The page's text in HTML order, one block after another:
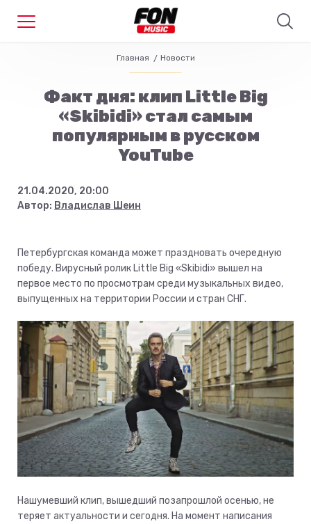
Главная Новости
Факт дня: клип Little Big
«Skibidi» стал самым
популярным в русском
YouTube
21.04.2020, 20:00
Автор: Владислав Шеин
Петербургская команда может праздновать очередную
победу. Вирусный ролик Little Big «Skibidi» вышел на
первое место по просмотрам среди музыкальных видео,
выпущенных на территории России и стран СНГ.
Нашумевший клип, вышедший позапрошлой осенью, не
теряет актуальности и сегодня. На момент написания